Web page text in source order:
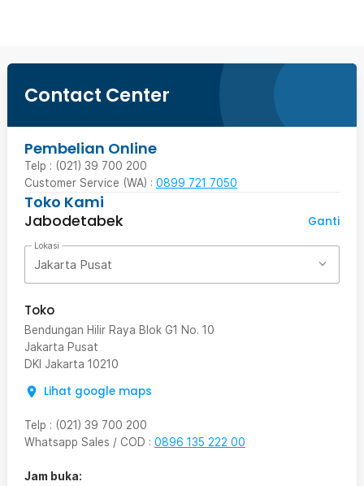
Contact Center
Pembelian Online
Telp : (021) 39 700 200
Customer Service (WA) : 0899 721 7050
Toko Kami
Jabodetabek
Ganti
Lokasi
Jakarta Pusat
Toko
Bendungan Hilir Raya Blok G1 No. 10
Jakarta Pusat
DKI Jakarta 10210
Lihat google maps
Telp : (021) 39 700 200
Whatsapp Sales / COD : 0896 135 222 00
Jam buka: